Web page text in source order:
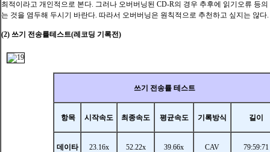
최적이라고 개인적으로 본다. 그러나 오버버닝된 CD-R의 경우 추후에 읽기오류 등
는 것을 염두해 두시기 바란다. 따라서 오버버닝은 원칙적으로 추천하고 싶지는 않다.
(2) 쓰기 전송률테스트(레코딩 기록전)
쓰기 전송률 테스트
항목 시작속도 최종속도 평균속도 기록방식 길이
데이타 23.16x 52.22x 39.66x CAV 79:59:71